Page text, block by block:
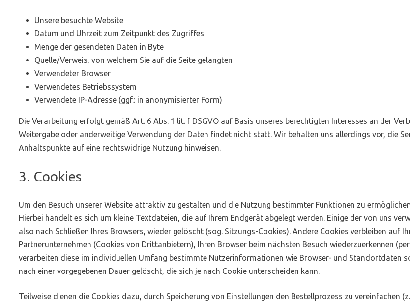
Unsere besuchte Website
Datum und Uhrzeit zum Zeitpunkt des Zugriffes
Menge der gesendeten Daten in Byte
Quelle/Verweis, von welchem Sie auf die Seite gelangten
Verwendeter Browser
Verwendetes Betriebssystem
Verwendete IP-Adresse (ggf.: in anonymisierter Form)
Die Verarbeitung erfolgt gemäß Art. 6 Abs. 1 lit. f DSGVO auf Basis unseres berechtigten Interesses an der
Weitergabe oder anderweitige Verwendung der Daten findet nicht statt. Wir behalten uns allerdings vor, die
Anhaltspunkte auf eine rechtswidrige Nutzung hinweisen.
3. Cookies
Um den Besuch unserer Website attraktiv zu gestalten und die Nutzung bestimmter Funktionen zu
Hierbei handelt es sich um kleine Textdateien, die auf Ihrem Endgerät abgelegt werden. Einige der von uns
also nach Schließen Ihres Browsers, wieder gelöscht (sog. Sitzungs-Cookies). Andere Cookies verbleiben auf
Partnerunternehmen (Cookies von Drittanbietern), Ihren Browser beim nächsten Besuch wiederzuerkennen
verarbeiten diese im individuellen Umfang bestimmte Nutzerinformationen wie Browser- und Standortdaten
nach einer vorgegebenen Dauer gelöscht, die sich je nach Cookie unterscheiden kann.
Teilweise dienen die Cookies dazu, durch Speicherung von Einstellungen den Bestellprozess zu vereinfachen